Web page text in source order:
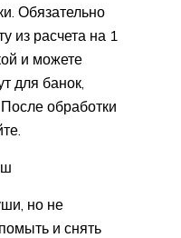
Обязательно
из расчета на 1
и можете
для банок,
обработки
но не
и снять